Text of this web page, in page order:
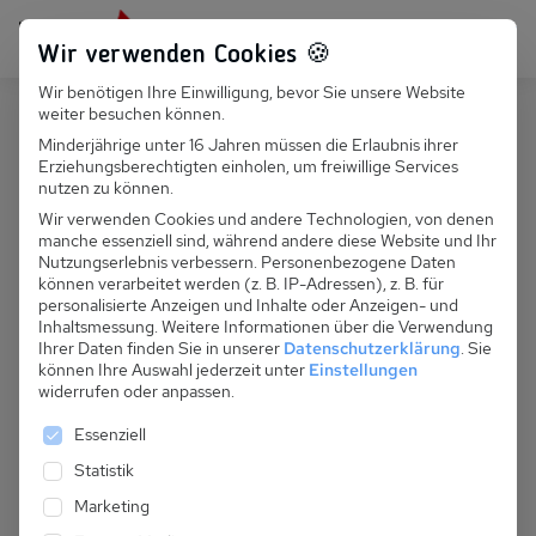
Persönlich für dich da: +49 251 899 050
Suchfeld
Suchen
PL 043.015 - Ferienhaus Arnika
(nr 1)
Wir verwenden Cookies 🍪
Wir benötigen Ihre Einwilligung, bevor Sie unsere Website
weiter besuchen können.
Minderjährige unter 16 Jahren müssen die Erlaubnis ihrer
Erziehungsberechtigten einholen, um freiwillige Services
nutzen zu können.
Wir verwenden Cookies und andere Technologien, von denen
manche essenziell sind, während andere diese Website und Ihr
Nutzungserlebnis verbessern. Personenbezogene Daten
können verarbeitet werden (z. B. IP-Adressen), z. B. für
personalisierte Anzeigen und Inhalte oder Anzeigen- und
Inhaltsmessung. Weitere Informationen über die Verwendung
Ihrer Daten finden Sie in unserer Datenschutzerklärung. Sie
können Ihre Auswahl jederzeit unter Einstellungen
widerrufen oder anpassen.
Es folgt eine Liste der Service-Gruppen, für die
Essenziell
Statistik
Marketing